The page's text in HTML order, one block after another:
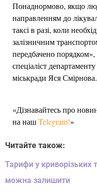
Понаднормово, якщо
направленням до
таксі в разі, коли
залізничним
передбачено
спеціаліст
міськради Яся Смірнова.
«Дізнавайтесь про
на нашTelegram!»
Читайте також:
Тарифи у криворізьких
можна залишити